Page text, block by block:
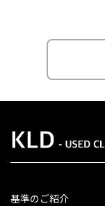
基準のご紹介